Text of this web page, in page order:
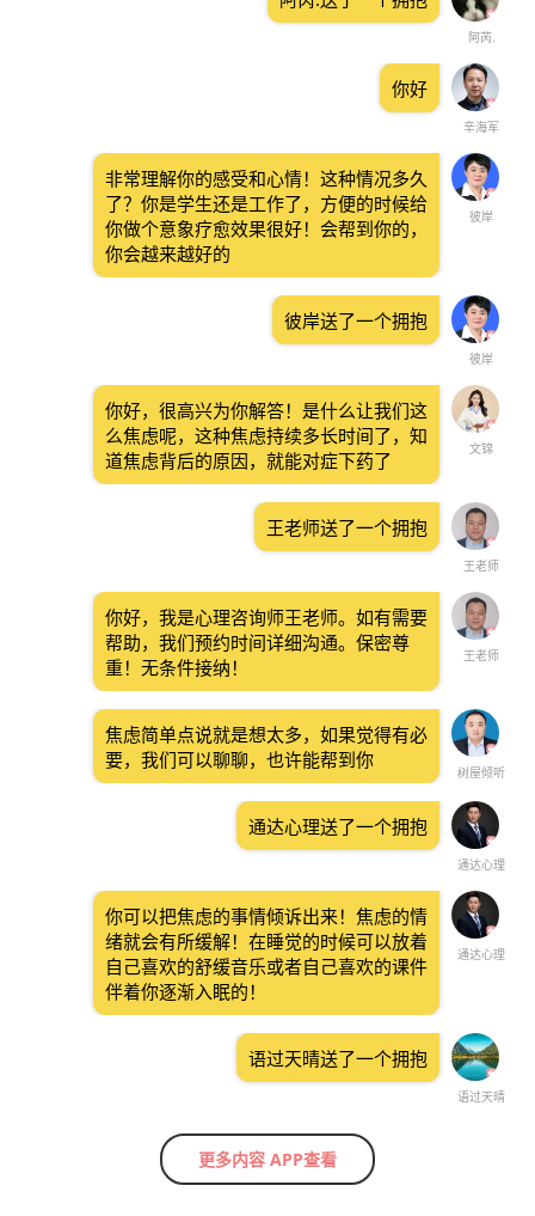
阿芮.
辛海军
你好
彼岸
非常理解你的感受和心情！这种情况多久
了？你是学生还是工作了，方便的时候给
你做个意象疗愈效果很好！会帮到你的，
你会越来越好的
彼岸
彼岸送了一个拥抱
文锦
你好，很高兴为你解答！是什么让我们这
么焦虑呢，这种焦虑持续多长时间了，知
道焦虑背后的原因，就能对症下药了
王老师
王老师送了一个拥抱
王老师
你好，我是心理咨询师王老师。如有需要
帮助，我们预约时间详细沟通。保密尊
重！无条件接纳！
树屋倾听
焦虑简单点说就是想太多，如果觉得有必
要，我们可以聊聊，也许能帮到你
通达心理
通达心理送了一个拥抱
通达心理
你可以把焦虑的事情倾诉出来！焦虑的情
绪就会有所缓解！在睡觉的时候可以放着
自己喜欢的舒缓音乐或者自己喜欢的课件
伴着你逐渐入眠的！
语过天晴
语过天晴送了一个拥抱
更多内容 APP查看